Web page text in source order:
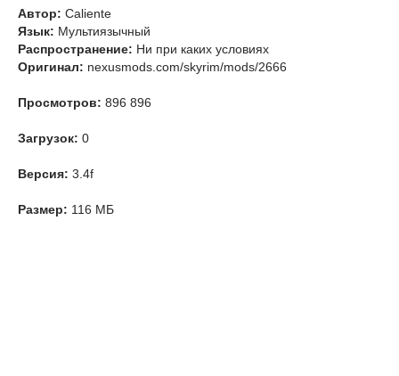
Автор: Caliente
Язык: Мультиязычный
Распространение: Ни при каких условиях
Оригинал: nexusmods.com/skyrim/mods/2666
Просмотров: 896 896
Загрузок: 0
Версия: 3.4f
Размер: 116 МБ